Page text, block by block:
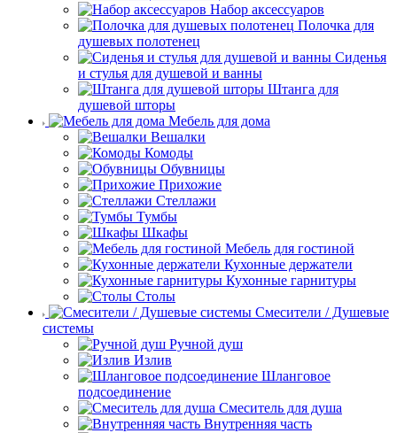
Набор аксессуаров
Полочка для
душевых полотенец
Сиденья
и стулья для душевой и ванны
Штанга для
душевой шторы
Мебель для дома
Вешалки
Комоды
Обувницы
Прихожие
Стеллажи
Тумбы
Шкафы
Мебель для гостиной
Кухонные держатели
Кухонные гарнитуры
Столы
Смесители / Душевые
системы
Ручной душ
Излив
Шланговое
подсоединение
Смеситель для душа
Внутренняя часть